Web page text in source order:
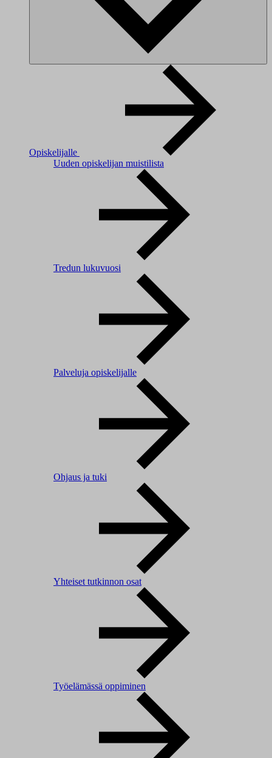
Opiskelijalle
Uuden opiskelijan muistilista
Tredun lukuvuosi
Palveluja opiskelijalle
Ohjaus ja tuki
Yhteiset tutkinnon osat
Työelämässä oppiminen